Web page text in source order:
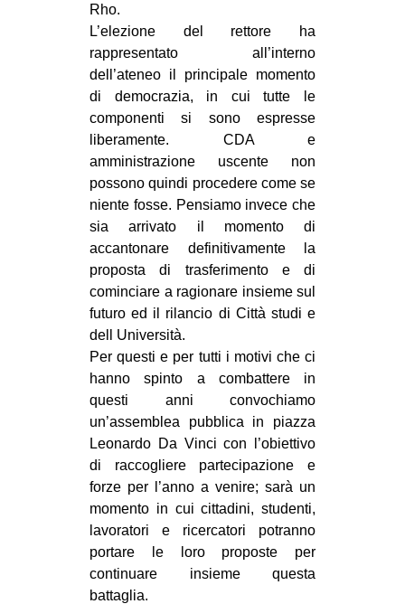
MANIFESTI
MUSICA
RECENSIONI
AFRICA
AMERICHE
ESTREMO ORIENTE
EUROPA
MEDIO ORIENTE
MONDO
EVENTI
Fb
tw
bsky
Rho.
L’elezione del rettore ha
rappresentato all’interno
dell’ateneo il principale momento
di democrazia, in cui tutte le
componenti si sono espresse
liberamente. CDA e
amministrazione uscente non
possono quindi procedere come se
niente fosse. Pensiamo invece che
sia arrivato il momento di
accantonare definitivamente la
proposta di trasferimento e di
cominciare a ragionare insieme sul
futuro ed il rilancio di Città studi e
dell Università.
Per questi e per tutti i motivi che ci
hanno spinto a combattere in
questi anni convochiamo
un’assemblea pubblica in piazza
Leonardo Da Vinci con l’obiettivo
di raccogliere partecipazione e
forze per l’anno a venire; sarà un
momento in cui cittadini, studenti,
lavoratori e ricercatori potranno
portare le loro proposte per
continuare insieme questa
battaglia.